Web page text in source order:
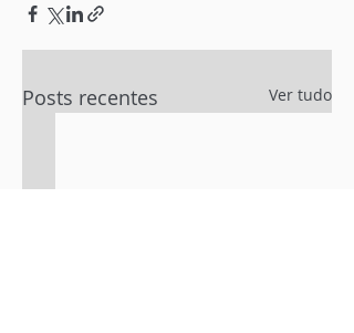
Posts recentes Ver tudo